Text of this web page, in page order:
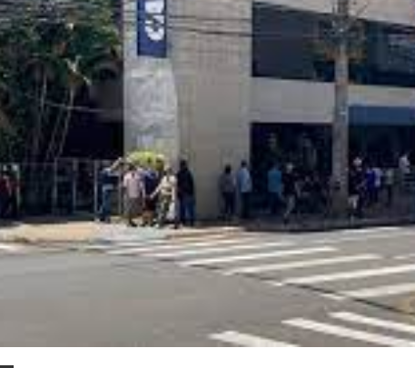
pesquisar ou ESC para fechar